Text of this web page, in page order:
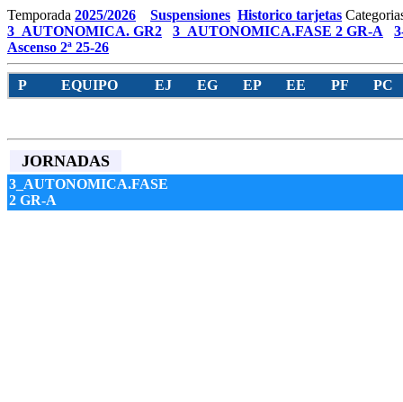
Temporada 2025/2026 Suspensiones Historico tarjetas
3_AUTONOMICA. GR2
3_AUTONOMICA.FASE 2 GR-A
Ascenso 2ª 25-26
P EQUIPO EJ EG EP EE PF PC
JORNADAS
3_AUTONOMICA.FASE
2 GR-A